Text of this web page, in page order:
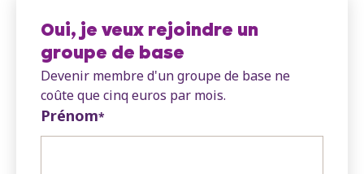
Oui, je veux rejoindre un
groupe de base
Devenir membre d'un groupe de base ne
coûte que cinq euros par mois.
Prénom*